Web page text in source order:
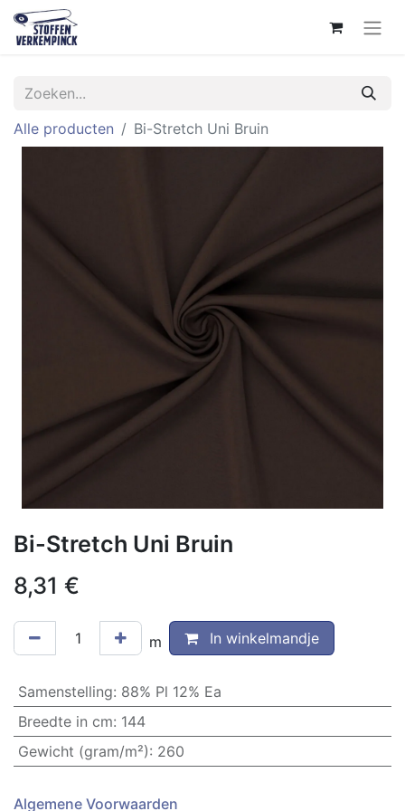
Alle producten Bi-Stretch Uni Bruin
Bi-Stretch Uni Bruin
8,31 €
m In winkelmandje
Samenstelling: 88% Pl 12% Ea
Breedte in cm: 144
Gewicht (gram/m²): 260
Algemene Voorwaarden